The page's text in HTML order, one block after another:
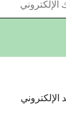
الإلكتروني